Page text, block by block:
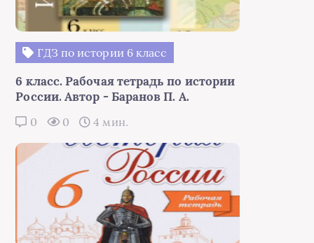
ГДЗ по истории 6 класс
6 класс. Рабочая тетрадь по истории
России. Автор - Баранов П. А.
0 0 4 мин.